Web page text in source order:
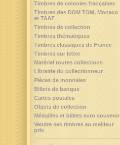
Timbres de colonies françaises
Timbres des DOM TOM, Monaco
et TAAF
Timbres de collection
Timbres thématiques
Timbres classiques de France
Timbres sur lettre
Matériel toutes collections
Librairie du collectionneur
Pièces de monnaies
Billets de banque
Cartes postales
Objets de collection
Médailles et billets euro souvenir
Vendre ses timbres au meilleur
prix